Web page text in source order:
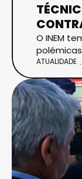
O INEM
polémicas
ATUALIDADE